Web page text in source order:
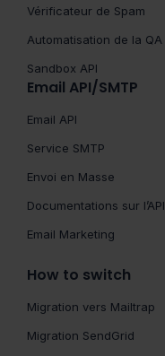
Vérificateur de Spam
Automatisation de la QA
Sandbox API
Email API/SMTP
Email API
Service SMTP
Envoi en Masse
Documentations sur l’API
Email Marketing
How to switch
Migration vers Mailtrap
Migration SendGrid